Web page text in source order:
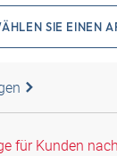
SIE EINEN
für Kunden